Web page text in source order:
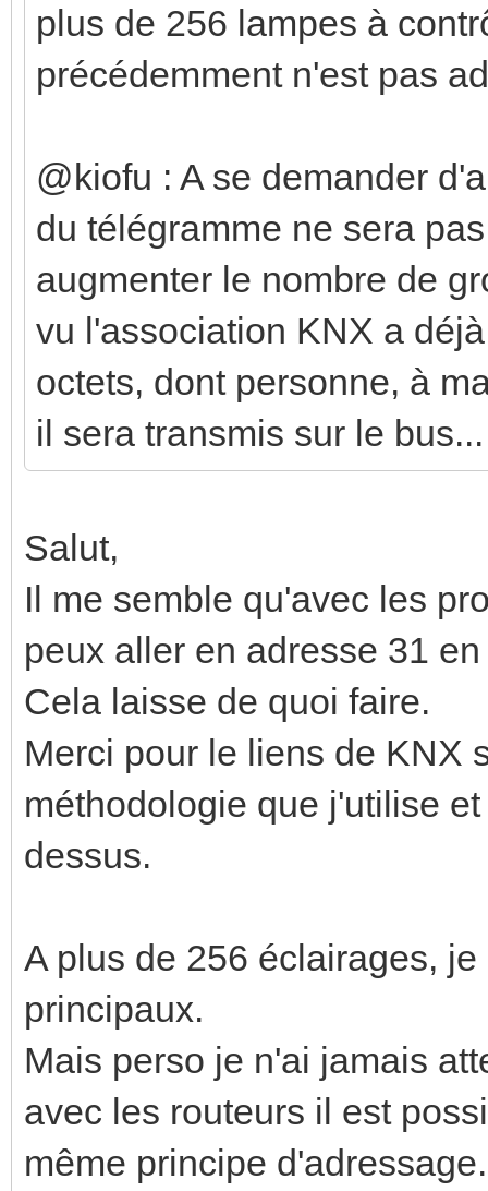
plus de 256 lampes à
précédemment n'est pas
@kiofu : A se demander
du télégramme ne sera
augmenter le nombre de
vu l'association KNX a
octets, dont personne, à
il sera transmis sur le bus...
Salut,
Il me semble qu'avec les
peux aller en adresse 31
Cela laisse de quoi faire.
Merci pour le liens de KNX
méthodologie que j'utilise
dessus.
A plus de 256 éclairages,
principaux.
Mais perso je n'ai jamais
avec les routeurs il est
même principe